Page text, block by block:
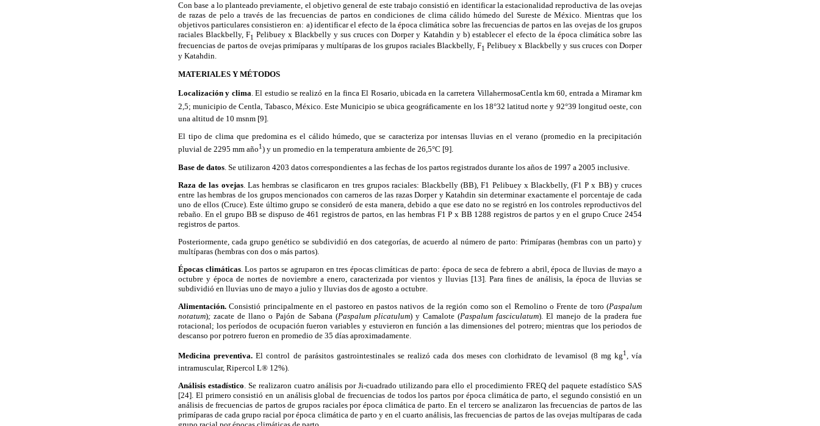
Con base a lo planteado previamente, el objetivo general de este trabajo consistió en identificar la estacionalidad reproductiva de las ovejas
de razas de pelo a través de las frecuencias de partos en condiciones de clima cálido húmedo del Sureste de México. Mientras que los
objetivos particulares consistieron en: a) identificar el efecto de la época climática sobre las frecuencias de partos en las ovejas de los grupos
raciales Blackbelly, F1Pelibuey x Blackbelly y sus cruces con Dorper y Katahdin y b) establecer el efecto de la época climática sobre las
frecuencias de partos de ovejas primíparas y multíparas de los grupos raciales Blackbelly, F1Pelibuey x Blackbelly y sus cruces con Dorper
y Katahdin.
MATERIALES Y MÉTODOS
Localización y clima . El estudio se realizó en la finca El Rosario, ubicada en la carretera VillahermosaCentla km 60, entrada a Miramar km
2,5; municipio de Centla, Tabasco, México. Este Municipio se ubica geográficamente en los 18°32 latitud norte y 92°39 longitud oeste, con
una altitud de 10 msnm [9].
El tipo de clima que predomina es el cálido húmedo, que se caracteriza por intensas lluvias en el verano (promedio en la precipitación
pluvial de 2295 mm año1) y un promedio en la temperatura ambiente de 26,5°C [9].
Base de datos . Se utilizaron 4203 datos correspondientes a las fechas de los partos registrados durante los años de 1997 a 2005 inclusive.
Raza de las ovejas. Las hembras se clasificaron en tres grupos raciales: Blackbelly (BB), F1 Pelibuey x Blackbelly, (F1 P x BB) y cruces
entre las hembras de los grupos mencionados con carneros de las razas Dorper y Katahdin sin determinar exactamente el porcentaje de cada
uno de ellos (Cruce). Este último grupo se consideró de esta manera, debido a que ese dato no se registró en los controles reproductivos del
rebaño. En el grupo BB se dispuso de 461 registros de partos, en las hembras F1 P x BB 1288 registros de partos y en el grupo Cruce 2454
registros de partos.
Posteriormente, cada grupo genético se subdividió en dos categorías, de acuerdo al número de parto: Primíparas (hembras con un parto) y
multíparas (hembras con dos o más partos).
Épocas climáticas. Los partos se agruparon en tres épocas climáticas de parto: época de seca de febrero a abril, época de lluvias de mayo a
octubre y época de nortes de noviembre a enero, caracterizada por vientos y lluvias [13]. Para fines de análisis, la época de lluvias se
subdividió en lluvias uno de mayo a julio y lluvias dos de agosto a octubre.
Alimentación.Consistió principalmente en el pastoreo en pastos nativos de la región como son el Remolino o Frente de toro (Paspalum
notatum); zacate de llano o Pajón de Sabana (Paspalum plicatulum) y Camalote (Paspalum fasciculatum). El manejo de la pradera fue
rotacional; los períodos de ocupación fueron variables y estuvieron en función a las dimensiones del potrero; mientras que los periodos de
descanso por potrero fueron en promedio de 35 días aproximadamente.
Medicina preventiva.El control de parásitos gastrointestinales se realizó cada dos meses con clorhidrato de levamisol (8 mg kg1
, vía
intramuscular, Ripercol L® 12%).
Análisis estadístico . Se realizaron cuatro análisis por Ji-cuadrado utilizando para ello el procedimiento FREQ del paquete estadístico SAS
[24]. El primero consistió en un análisis global de frecuencias de todos los partos por época climática de parto, el segundo consistió en un
análisis de frecuencias de partos de grupos raciales por época climática de parto. En el tercero se analizaron las frecuencias de partos de las
primíparas de cada grupo racial por época climática de parto y en el cuarto análisis, las frecuencias de partos de las ovejas multíparas de cada